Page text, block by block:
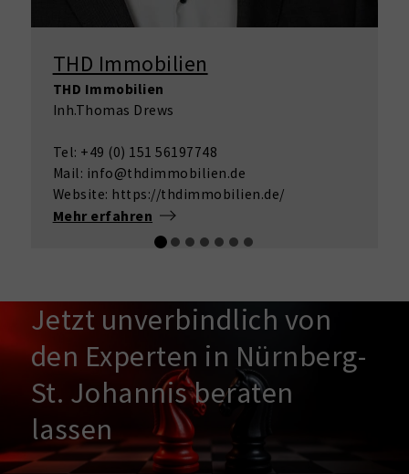
THD Immobilien
THD Immobilien
Inh.Thomas Drews
Tel: +49 (0) 151 56197748
Mail: info@thdimmobilien.de
Website: https://thdimmobilien.de/
Mehr erfahren
Jetzt unverbindlich von
den Experten in Nürnberg-
St. Johannis beraten
lassen